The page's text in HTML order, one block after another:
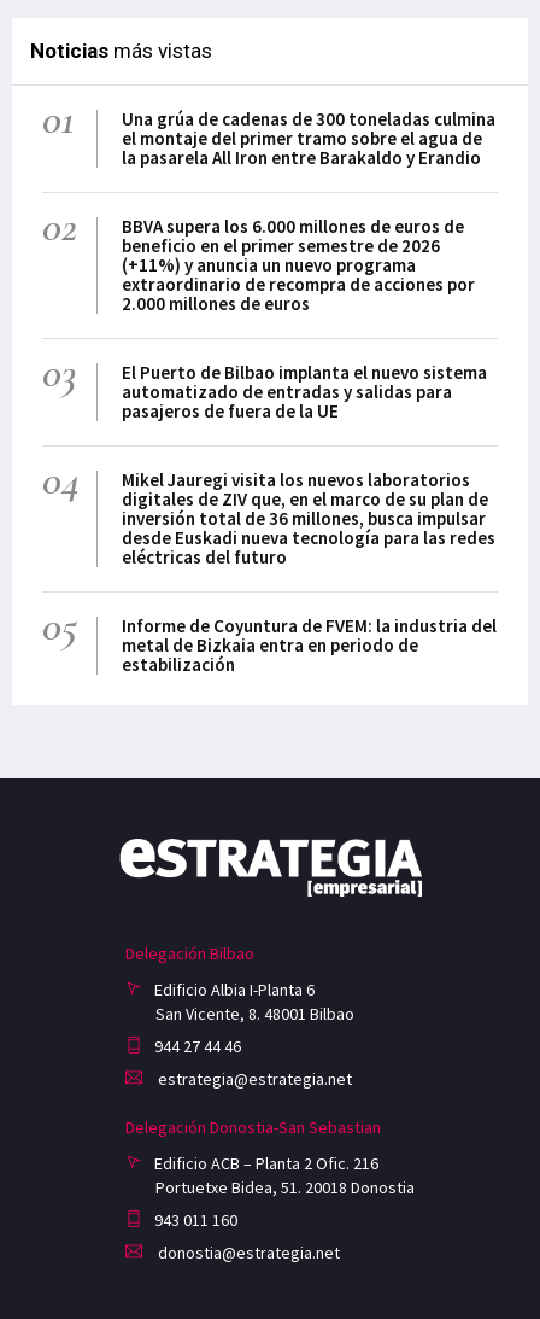
Noticias más vistas
01
Una grúa de cadenas de 300 toneladas culmina
el montaje del primer tramo sobre el agua de
la pasarela All Iron entre Barakaldo y Erandio
02
BBVA supera los 6.000 millones de euros de
beneficio en el primer semestre de 2026
(+11%) y anuncia un nuevo programa
extraordinario de recompra de acciones por
2.000 millones de euros
03
El Puerto de Bilbao implanta el nuevo sistema
automatizado de entradas y salidas para
pasajeros de fuera de la UE
04
Mikel Jauregi visita los nuevos laboratorios
digitales de ZIV que, en el marco de su plan de
inversión total de 36 millones, busca impulsar
desde Euskadi nueva tecnología para las redes
eléctricas del futuro
05
Informe de Coyuntura de FVEM: la industria del
metal de Bizkaia entra en periodo de
estabilización
Delegación Bilbao
Edificio Albia I-Planta 6
San Vicente, 8. 48001 Bilbao
944 27 44 46
estrategia@estrategia.net
Delegación Donostia-San Sebastian
Edificio ACB – Planta 2 Ofic. 216
Portuetxe Bidea, 51. 20018 Donostia
943 011 160
donostia@estrategia.net